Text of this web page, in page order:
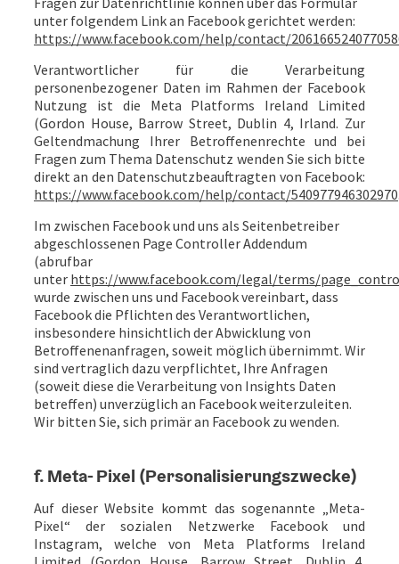
unter folgendem Link an Facebook gerichtet werden:
https://www.facebook.com/help/contact/
Verantwortlicher für die Verarbeitung
personenbezogener Daten im Rahmen der Facebook
Nutzung ist die Meta Platforms Ireland Limited
(Gordon House, Barrow Street, Dublin 4, Irland. Zur
Geltendmachung Ihrer Betroffenenrechte und bei
Fragen zum Thema Datenschutz wenden Sie sich bitte
direkt an den Datenschutzbeauftragten von Facebook:
https://www.facebook.com/help/contact/540977946302970
Im zwischen Facebook und uns als Seitenbetreiber
abgeschlossenen Page Controller Addendum
(abrufbar
unter https://www.facebook.com/legal/terms/
wurde zwischen uns und Facebook vereinbart, dass
Facebook die Pflichten des Verantwortlichen,
insbesondere hinsichtlich der Abwicklung von
Betroffenenanfragen, soweit möglich übernimmt. Wir
sind vertraglich dazu verpflichtet, Ihre Anfragen
(soweit diese die Verarbeitung von Insights Daten
betreffen) unverzüglich an Facebook weiterzuleiten.
Wir bitten Sie, sich primär an Facebook zu wenden.
f. Meta- Pixel (Personalisierungszwecke)
Auf dieser Website kommt das sogenannte „Meta-
Pixel“ der sozialen Netzwerke Facebook und
Instagram, welche von Meta Platforms Ireland